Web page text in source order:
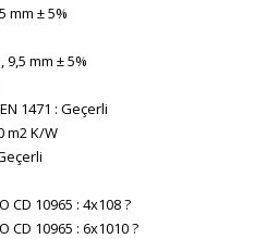
mm ± 5%
9,5 mm ± 5%
1471 : Geçerli
m2 K/W
CD 10965 : 4x108 ?
CD 10965 : 6x1010 ?